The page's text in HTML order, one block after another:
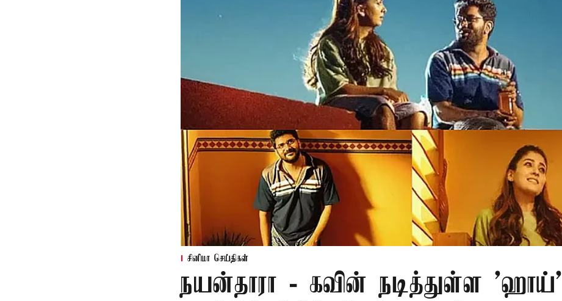
சினிமா செய்திகள்
நயன்தாரா - கவின் நடித்துள்ள 'ஹாய்'